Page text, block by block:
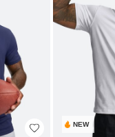
NEW